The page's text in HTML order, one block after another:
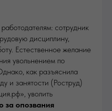
сотрудник
дисциплину,
Естественное желание
увольнением по
как разъяснила
и занятости (Роструд)
уволить
за опозвания